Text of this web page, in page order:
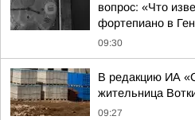
вопрос: «Что
фортепиано в
09:30
В редакцию ИА
жительница
09:27